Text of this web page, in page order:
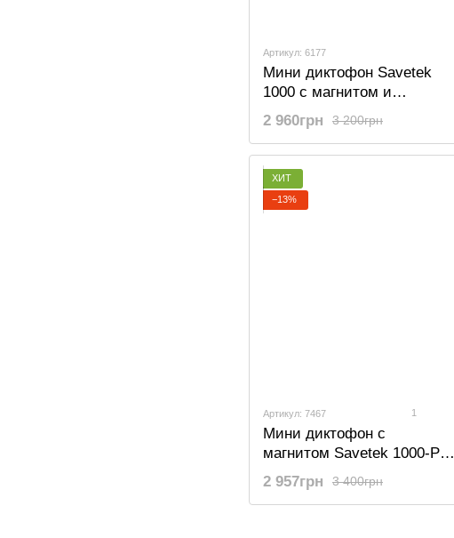
Артикул: 6177
Мини диктофон Savetek
1000 с магнитом и
активацией голосом, 32
Gb, 600 часов работы
3 200грн
2 960грн
ХИТ
−13%
Артикул: 7467 1
Мини диктофон с
магнитом Savetek 1000-Pro
с активацией голосом, 32
gb, 500 часов работы
3 400грн
2 957грн